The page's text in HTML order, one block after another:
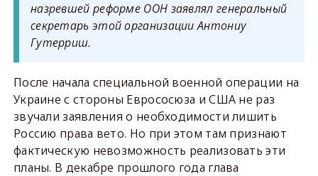
назревшей реформе ООН заявлял генеральный
секретарь этой организации Антониу
Гутерриш.
После начала специальной военной операции на
Украине с стороны Еврососюза и США не раз
звучали заявления о необходимости лишить
Россию права вето. Но при этом там признают
фактическую невозможность реализовать эти
планы. В декабре прошлого года глава